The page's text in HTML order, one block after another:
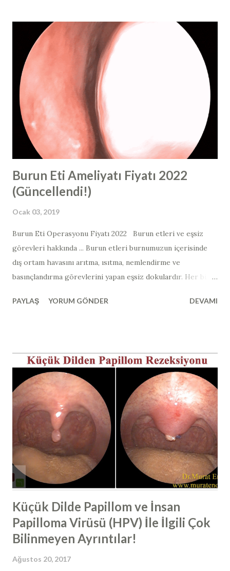
Kortikosteroidleri, anabolik steroidler ile karıştırmayın!
Burun estetiği ve burun ameliyatı dünyasında steroid
terimini kullandığımızda, çok spesifik bir steroid türünden
bahsediyoruz. “Steroid” kelimesi, vücut geliştiricilerinde
artmış kas büyümesi için kullanılan bir hormondur ve
aslında bu vücut kitlesini oluşturmak için kullanılan, anabolik
bir steroid adı verilen farklı bir steroid tipini ifade eder.
Rinoplasti ve revizyon rinoplasti sonrasında " buru...
Burun Eti Ameliyatı Fiyatı 2022
(Güncellendi!)
Ocak 03, 2019
Burun Eti Operasyonu Fiyatı 2022 Burun etleri ve eşsiz
görevleri hakkında ... Burun etleri burnumuzun içerisinde
dış ortam havasını arıtma, ısıtma, nemlendirme ve
basınçlandırma görevlerini yapan eşsiz dokulardır. Her bir
aklınıza en çok gelen şey " burun etlerinden tamamen
ne kadar önemli olduğu sonrasında anlaşılmıştır. Dış ortam
havasından bulunan tüm mikroorganizmalar, allerjenler
burun etleri tarafından burun içerisinde yakalanmaktadır.
Yaklaşık sosis şeklinde olan alt burun etleri içerisinde
birçok damar ağı bulunmaktadır ve sıcaktır. Dış kısmında
mukus tabakası bulunur ve burnumuzu hava girdiğinde
burun etine çarpan hava yuvarlanma hareketi yaparak burun
etini çarpar, içerisinde bulunan bütün partikülleri, yabancı
cisimleri, mikroorgan...
PAYLAŞ YORUM GÖNDER DEVAMI
Küçük Dilde Papillom ve İnsan
Papilloma Virüsü (HPV) İle İlgili Çok
Bilinmeyen Ayrıntılar!
Ağustos 20, 2017